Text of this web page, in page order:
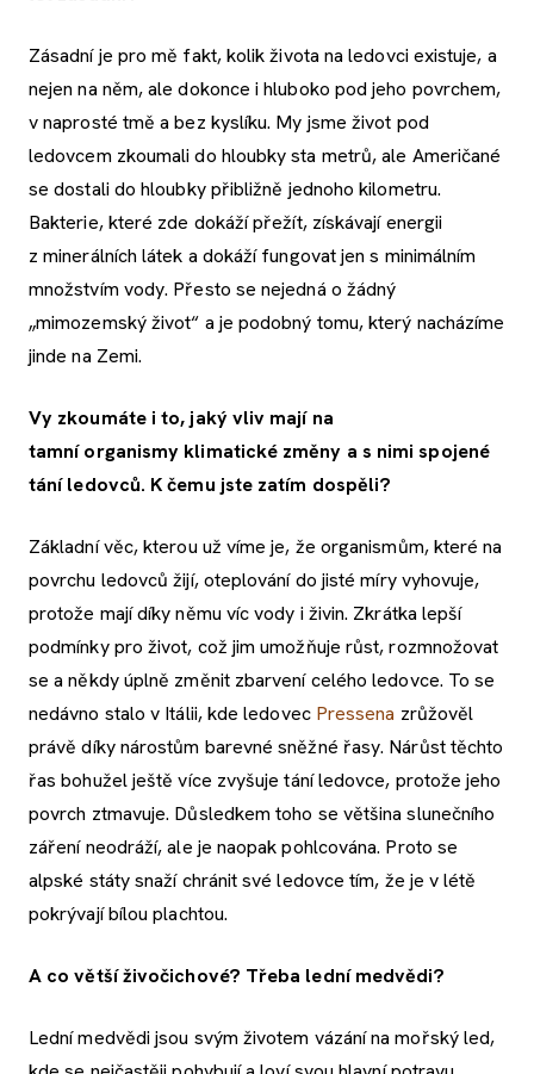
Zásadní je pro mě fakt, kolik života na ledovci existuje, a
nejen na něm, ale dokonce i hluboko pod jeho povrchem,
v naprosté tmě a bez kyslíku. My jsme život pod
ledovcem zkoumali do hloubky sta metrů, ale Američané
se dostali do hloubky přibližně jednoho kilometru.
Bakterie, které zde dokáží přežít, získávají energii
z minerálních látek a dokáží fungovat jen s minimálním
množstvím vody. Přesto se nejedná o žádný
„mimozemský život“ a je podobný tomu, který nacházíme
jinde na Zemi.
Vy zkoumáte i to, jaký vliv mají na
tamníorganismy klimatické změny a s nimi spojené
tání ledovců. K čemu jste zatím dospěli?
Základní věc, kterou už víme je, že organismům, které na
povrchu ledovců žijí, oteplování do jisté míry vyhovuje,
protože mají díky němu víc vody i živin. Zkrátka lepší
podmínky pro život, což jim umožňuje růst, rozmnožovat
se a někdy úplně změnit zbarvení celého ledovce. To se
nedávno stalo v Itálii, kde ledovec Pressena zrůžověl
právě díky nárostům barevné sněžné řasy. Nárůst těchto
řas bohužel ještě více zvyšuje tání ledovce, protože jeho
povrch ztmavuje. Důsledkem toho se většina slunečního
záření neodráží, ale je naopak pohlcována. Proto se
alpské státy snaží chránit své ledovce tím, že je v létě
pokrývají bílou plachtou.
A co větší živočichové? Třeba lední medvědi?
Lední medvědi jsou svým životem vázání na mořský led,